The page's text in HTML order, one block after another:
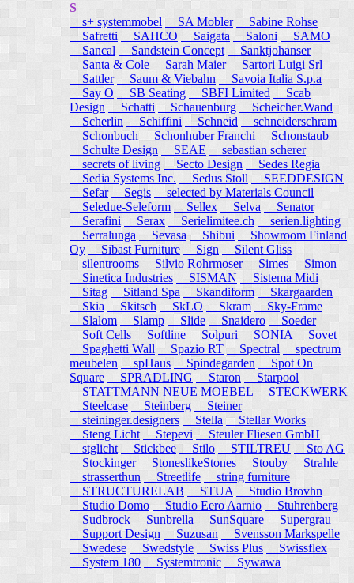
S
s+ systemmobel
SA Mobler
Sabine Rohse
Safretti
SAHCO Saigata Saloni
SAMO
Sancal
Sandstein Concept
Sanktjohanser
Santa & Cole
Sarah Maier
Sartori Luigi Srl
Sattler
Saum & Viebahn
Savoia Italia S.p.a
Say O
SB Seating SBFI Limited
Scab
Design
Schatti Schauenburg
Scheicher.Wand
Scherlin
Schiffini Schneid
schneiderschram
Schonbuch
Schonhuber Franchi
Schonstaub
Schulte Design
SEAE
sebastian scherer
secrets of living
Secto Design
Sedes Regia
Sedia Systems Inc.
Sedus Stoll
SEEDDESIGN
Sefar
Segis
selected by Materials Council
Seledue-Seleform
Sellex Selva
Senator
Serafini
Serax Serielimitee.ch
serien.lighting
Serralunga
Sevasa Shibui
Showroom Finland
Oy
Sibast Furniture Sign
Silent Gliss
silentrooms
Silvio Rohrmoser Simes Simon
Sinetica Industries
SISMAN
Sistema Midi
Sitag
Sitland Spa Skandiform
Skargaarden
Skia
Skitsch SkLO Skram
Sky-Frame
Slalom
Slamp Slide Snaidero
Soeder
Soft Cells
Softline Solpuri SONIA
Sovet
Spaghetti Wall
Spazio RT Spectral
spectrum
meubelen
spHaus Spindegarden
Spot On
Square
SPRADLING Staron
Starpool
STATTMANN NEUE MOEBEL
STECKWERK
Steelcase
Steinberg
Steiner
steininger.designers
Stella Stellar Works
Steng Licht
Stepevi
Steuler Fliesen GmbH
stglicht
Stickbee Stilo STILTREU
Sto AG
Stockinger
StoneslikeStones Stouby
Strahle
strasserthun
Streetlife
string furniture
STRUCTURELAB
STUA
Studio Brovhn
Studio Domo
Studio Eero Aarnio
Stuhrenberg
Sudbrock
Sunbrella SunSquare
Supergrau
Support Design
Suzusan
Svensson Markspelle
Swedese
Swedstyle Swiss Plus
Swissflex
System 180
Systemtronic Sywawa